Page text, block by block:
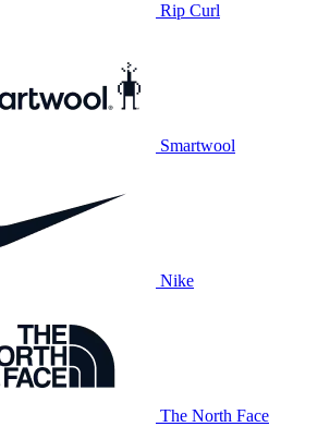
Rip Curl
Smartwool
Nike
The North Face